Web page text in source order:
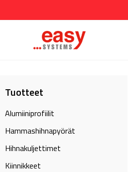
Tuotteet
Alumiiniprofiilit
Hammashihnapyörät
Hihnakuljettimet
Kiinnikkeet